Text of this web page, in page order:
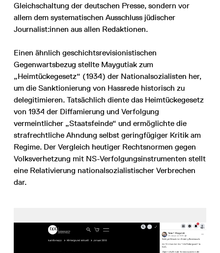
Gleichschaltung der deutschen Presse, sondern vor
allem dem systematischen Ausschluss jüdischer
Journalist:innen aus allen Redaktionen.
Einen ähnlich geschichtsrevisionistischen
Gegenwartsbezug stellte Maygutiak zum
„Heimtückegesetz“ (1934) der Nationalsozialisten her,
um die Sanktionierung von Hassrede historisch zu
delegitimieren. Tatsächlich diente das Heimtückegesetz
von 1934 der Diffamierung und Verfolgung
vermeintlicher „Staatsfeinde“ und ermöglichte die
strafrechtliche Ahndung selbst geringfügiger Kritik am
Regime. Der Vergleich heutiger Rechtsnormen gegen
Volksverhetzung mit NS-Verfolgungsinstrumenten stellt
eine Relativierung nationalsozialistischer Verbrechen
dar.